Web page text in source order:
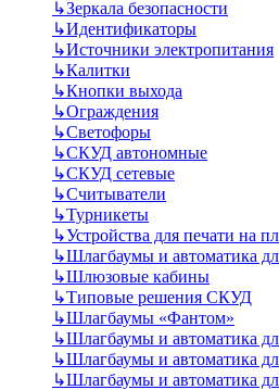
↳Зеркала безопасности
↳Идентификаторы
↳Источники электропитания
↳Калитки
↳Кнопки выхода
↳Ограждения
↳Светофоры
↳СКУД автономные
↳СКУД сетевые
↳Считыватели
↳Турникеты
↳Устройства для печати на
↳Шлагбаумы и автоматика
↳Шлюзовые кабины
↳Типовые решения СКУД
↳Шлагбаумы «Фантом»
↳Шлагбаумы и автоматика
↳Шлагбаумы и автоматика
↳Шлагбаумы и автоматика